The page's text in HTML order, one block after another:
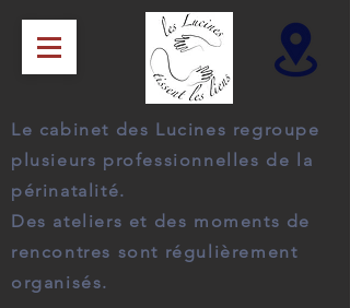
Le cabinet des Lucines regroupe
plusieurs professionnelles de la
périnatalité.
Des ateliers et des moments de
rencontres sont régulièrement
organisés.